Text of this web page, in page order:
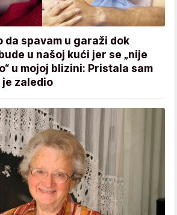
da spavam u garaži dok
u našoj kući jer se „nije
u mojoj blizini: Pristala sam
je zaledio